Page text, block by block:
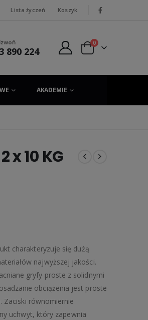
Lista życzeń Koszyk
890 224
0
AKADEMIE
x 10 KG
charakteryzuje się dużą
najwyższej jakości.
gryfy proste z solidnymi
obciążenia jest proste
Zaciski równomiernie
uchwyt, który zapewnia